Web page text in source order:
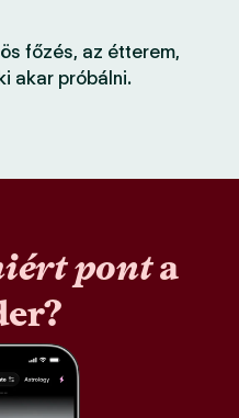
főzés, az étterem,
akar próbálni.
ponta